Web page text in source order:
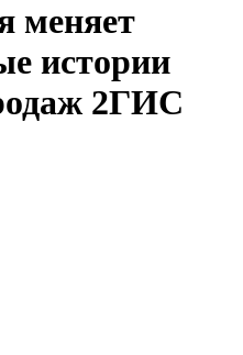
меняет
истории
2ГИС